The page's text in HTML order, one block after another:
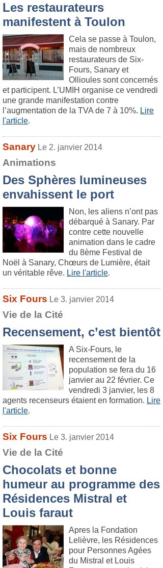
Les restaurateurs
manifestent à Toulon
Cela se passe à Toulon,
mais de nombreux
restaurateurs de Six-
Fours, Sanary et
Ollioules sont concernés
et participent. L’UMIH organise ce vendredi
une grande manifestation contre
l’augmentation de la TVA de 7 à 10%. Lire
l'article.
Sanary Le 2. janvier 2014
Animations
Des Sphères lumineuses
envahissent le port
Non, les aliens n’ont pas
débarqué à Sanary. Par
contre cette nouvelle
animation dans le cadre
du 8ème Festival de
Noël à Sanary, Chœurs de Lumière, était
un véritable rêve. Lire l'article.
Six Fours Le 3. janvier 2014
Vie de la Cité
Recensement, c’est bientôt
A Six-Fours, le
recensement de la
population se fera du 16
janvier au 22 février. Ce
vendredi 3 janvier, les 8
agents recenseurs étaient en formation. Lire
l'article.
Six Fours Le 3. janvier 2014
Vie de la Cité
Chocolats et bonne
humeur au programme des
Résidences Mistral et
Louis faraut
Apres la Fondation
Lelièvre, les Résidences
pour Personnes Agées
du Mistral et Louis